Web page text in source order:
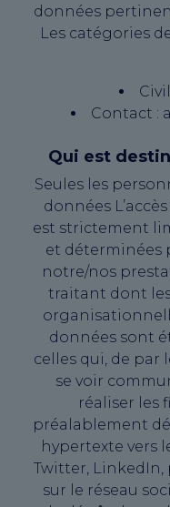
données
Les catégories
Contact :
Qui est
Seules les
données
est strictement
et déterminées
notre/nos
traitant dont
données sont
celles qui, de par
se voir
réaliser les
préalablement
hypertexte vers
Twitter,
sur le réseau